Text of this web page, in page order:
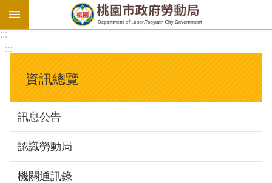
基
法
勞
資
會
庇
護
工
:::
:::
資訊總覽
訊息公告
認識勞動局
機關通訊錄